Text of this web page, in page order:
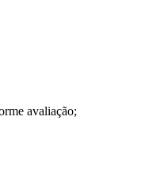
avaliação;